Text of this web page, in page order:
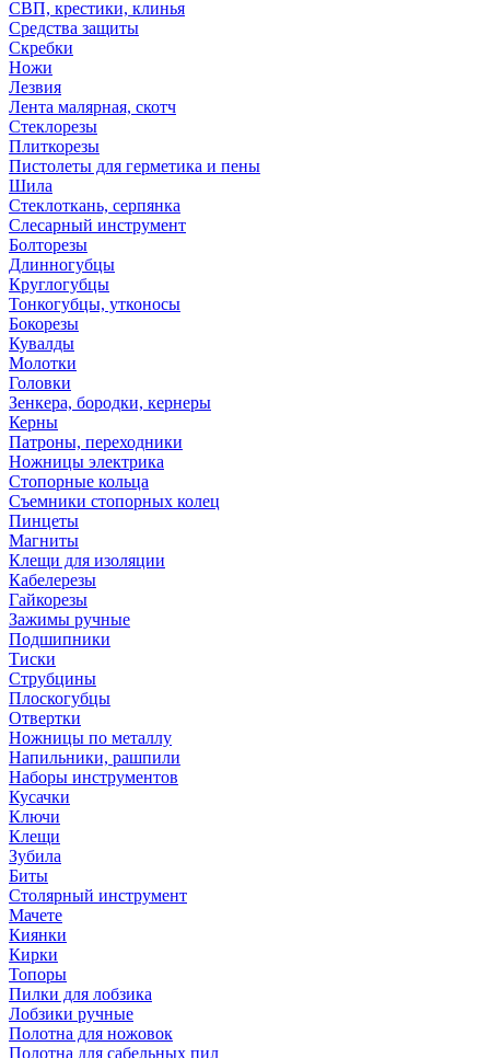
СВП, крестики, клинья
Средства защиты
Скребки
Ножи
Лезвия
Лента малярная, скотч
Стеклорезы
Плиткорезы
Пистолеты для герметика и пены
Шила
Стеклоткань, серпянка
Слесарный инструмент
Болторезы
Длинногубцы
Круглогубцы
Тонкогубцы, утконосы
Бокорезы
Кувалды
Молотки
Головки
Зенкера, бородки, кернеры
Керны
Патроны, переходники
Ножницы электрика
Стопорные кольца
Съемники стопорных колец
Пинцеты
Магниты
Клещи для изоляции
Кабелерезы
Гайкорезы
Зажимы ручные
Подшипники
Тиски
Струбцины
Плоскогубцы
Отвертки
Ножницы по металлу
Напильники, рашпили
Наборы инструментов
Кусачки
Ключи
Клещи
Зубила
Биты
Столярный инструмент
Мачете
Киянки
Кирки
Топоры
Пилки для лобзика
Лобзики ручные
Полотна для ножовок
Полотна для сабельных пил